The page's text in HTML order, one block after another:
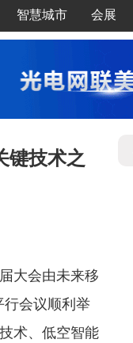
智慧城市 会展
键技术之
大会由未来移
行会议顺利举
术、低空智能